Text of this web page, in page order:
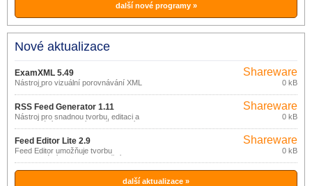
další nové programy »
Nové aktualizace
ExamXML 5.49
Nástroj pro vizuální porovnávání XML
souborů.
Shareware
0 kB
RSS Feed Generator 1.11
Nástroj pro snadnou tvorbu, editaci a
publikování informací prostřednictvím
RSS kanálů, bez nároků na znalost RSS
a XML formátů.
Shareware
0 kB
Feed Editor Lite 2.9
Feed Editor umožňuje tvorbu
profesionálních RSS informačních
kanálů, bez potřeby znalosti
komplikované RSS technologie.
Shareware
0 kB
další aktualizace »